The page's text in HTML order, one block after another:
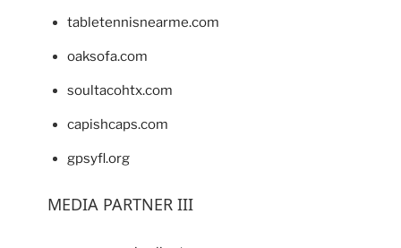
tabletennisnearme.com
oaksofa.com
soultacohtx.com
capishcaps.com
gpsyfl.org
MEDIA PARTNER III